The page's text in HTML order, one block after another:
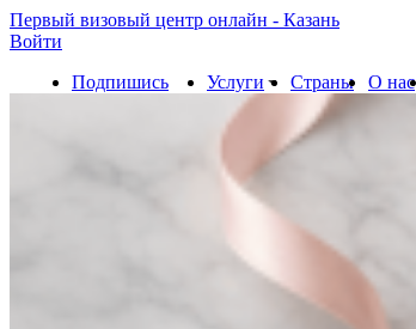
Первый визовый центр онлайн - Казань
Войти
Подпишись
Услуги Страны О нас